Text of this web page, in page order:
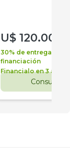
U$ 120.000
30% de entrega +
financiación
Financialo en 3 años
Consultar